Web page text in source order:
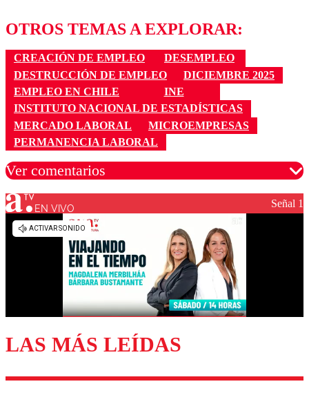
OTROS TEMAS A EXPLORAR:
CREACIÓN DE EMPLEO
DESEMPLEO
DESTRUCCIÓN DE EMPLEO
DICIEMBRE 2025
EMPLEO EN CHILE
INE
INSTITUTO NACIONAL DE ESTADÍSTICAS
MERCADO LABORAL
MICROEMPRESAS
PERMANENCIA LABORAL
Ver comentarios
Los comentarios son moderados para garantizar un
diálogo respetuoso.
Enviar comentario
EN VIVO Señal 1
LAS MÁS LEÍDAS